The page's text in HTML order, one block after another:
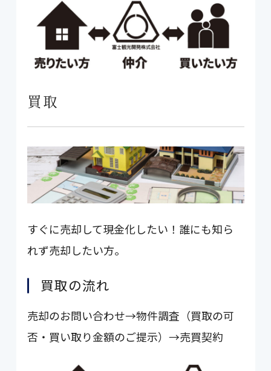
買取
すぐに売却して現金化したい！誰にも知ら
れず売却したい方。
買取の流れ
売却のお問い合わせ→物件調査（買取の可
否・買い取り金額のご提示）→売買契約